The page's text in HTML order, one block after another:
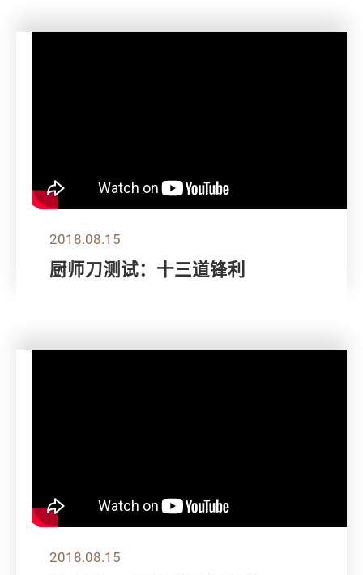
2018.08.15
厨师刀测试：十三道锋利
2018.08.15